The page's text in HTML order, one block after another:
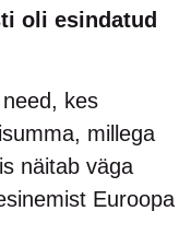
oli esindatud
kes
millega
näitab väga
Euroopa